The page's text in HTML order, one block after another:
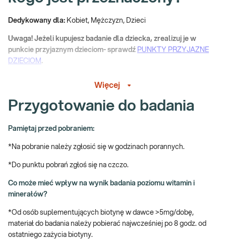
Dedykowany dla: Kobiet, Mężczyzn, Dzieci
Uwaga! Jeżeli kupujesz badanie dla dziecka, zrealizuj je w
punkcie przyjaznym dzieciom- sprawdź PUNKTY PRZYJAZNE
DZIECIOM .
mineralnych objawiających się np. jako spadek odporności, anemia,
osteoporoza, pogorszenie stanu skóry i włosów
→ W monitorowaniu efektów suplementacji witaminami lub/i
składnikami mineralnymi
→ Profilaktycznie, do oceny ogólnego stanu zdrowia
Jak się pobiera materiał do badania niedoboru witamin i
minerałów?
Do wykonania badań uwzględnionych w e-pakiecie niezbędna jest
próbka krwi.
Więcej
Przygotowanie do badania
Pamiętaj przed pobraniem:
*Na pobranie należy zgłosić się w godzinach porannych.
*Do punktu pobrań zgłoś się na czczo.
Co może mieć wpływ na wynik badania poziomu witamin i
minerałów?
*Od osób suplementujących biotynę w dawce >5mg/dobę,
materiał do badania należy pobierać najwcześniej po 8 godz. od
ostatniego zażycia biotyny.